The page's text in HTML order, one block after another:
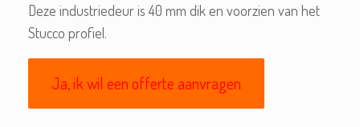
Deze industriedeur is 40 mm dik en voorzien van het
Stucco profiel.
Ja, ik wil een offerte aanvragen